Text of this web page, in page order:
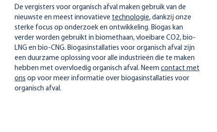
De vergisters voor organisch afval maken gebruik van de
nieuwste en meest innovatieve technologie, dankzij onze
sterke focus op onderzoek en ontwikkeling. Biogas kan
verder worden gebruikt in biomethaan, vloeibare CO2, bio-
LNG en bio-CNG. Biogasinstallaties voor organisch afval zijn
een duurzame oplossing voor alle industrieën die te maken
hebben met overvloedig organisch afval. Neem contact met
ons op voor meer informatie over biogasinstallaties voor
organisch afval.